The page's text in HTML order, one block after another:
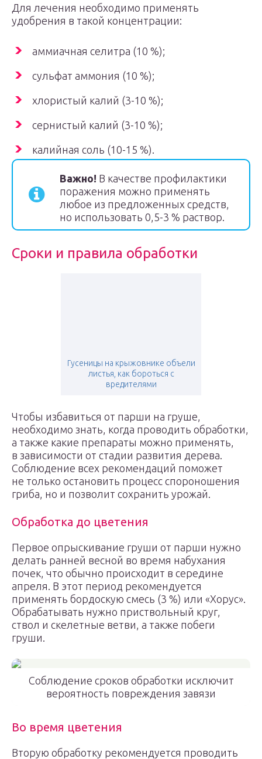
Для лечения необходимо применять
удобрения в такой концентрации:
аммиачная селитра (10 %);
сульфат аммония (10 %);
хлористый калий (3-10 %);
сернистый калий (3-10 %);
калийная соль (10-15 %).
Важно! В качестве профилактики
поражения можно применять
любое из предложенных средств,
но использовать 0,5-3 % раствор.
Сроки и правила обработки
Гусеницы на крыжовнике объели
листья, как бороться с
вредителями
Чтобы избавиться от парши на груше,
необходимо знать, когда проводить обработки,
а также какие препараты можно применять,
в зависимости от стадии развития дерева.
Соблюдение всех рекомендаций поможет
не только остановить процесс спороношения
гриба, но и позволит сохранить урожай.
Обработка до цветения
Первое опрыскивание груши от парши нужно
делать ранней весной во время набухания
почек, что обычно происходит в середине
апреля. В этот период рекомендуется
применять бордоскую смесь (3 %) или «Хорус».
Обрабатывать нужно приствольный круг,
ствол и скелетные ветви, а также побеги
груши.
Соблюдение сроков обработки исключит
вероятность повреждения завязи
Во время цветения
Вторую обработку рекомендуется проводить